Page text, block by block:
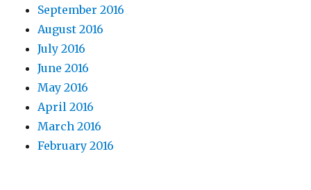
September 2016
August 2016
July 2016
June 2016
May 2016
April 2016
March 2016
February 2016